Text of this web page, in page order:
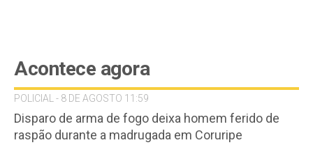
Acontece agora
POLICIAL - 8 DE AGOSTO 11:59
Disparo de arma de fogo deixa homem ferido de
raspão durante a madrugada em Coruripe